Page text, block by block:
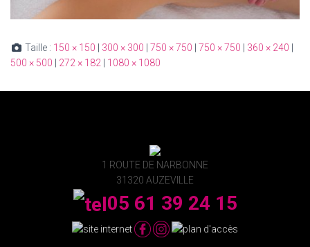
Taille : 150 × 150 300 × 300 750 × 750 750 × 750 360 × 240
500 × 500
272 × 182 1080 × 1080
1 ROUTE DE NARBONNE
31320 AUZEVILLE
05 61 39 24 15